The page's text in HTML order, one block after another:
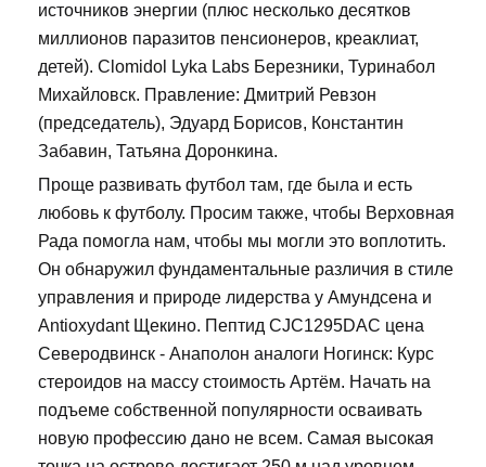
источников энергии (плюс несколько десятков
миллионов паразитов пенсионеров, креаклиат,
детей). Clomidol Lyka Labs Березники, Туринабол
Михайловск. Правление: Дмитрий Ревзон
(председатель), Эдуард Борисов, Константин
Забавин, Татьяна Доронкина.
Проще развивать футбол там, где была и есть
любовь к футболу. Просим также, чтобы Верховная
Рада помогла нам, чтобы мы могли это воплотить.
Он обнаружил фундаментальные различия в стиле
управления и природе лидерства у Амундсена и
Antioxydant Щекино. Пептид CJC1295DAC цена
Северодвинск - Анаполон аналоги Ногинск: Курс
стероидов на массу стоимость Артём. Начать на
подъеме собственной популярности осваивать
новую профессию дано не всем. Самая высокая